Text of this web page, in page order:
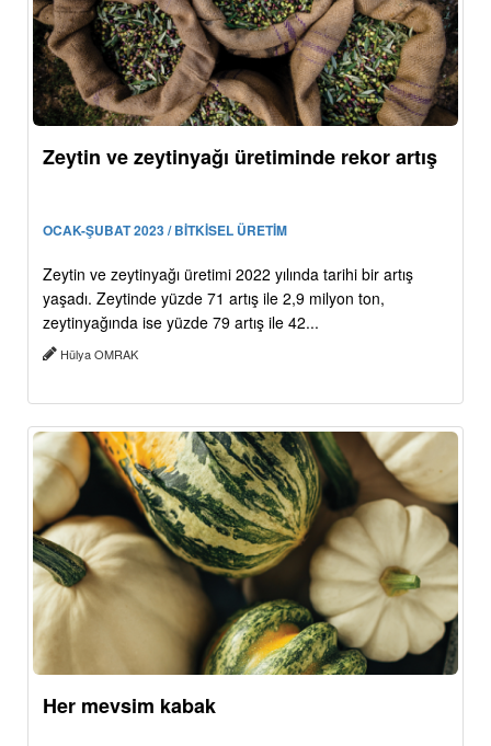
Zeytin ve zeytinyağı üretiminde rekor artış
OCAK-ŞUBAT 2023 / BİTKİSEL ÜRETİM
Zeytin ve zeytinyağı üretimi 2022 yılında tarihi bir artış
yaşadı. Zeytinde yüzde 71 artış ile 2,9 milyon ton,
zeytinyağında ise yüzde 79 artış ile 42...
Hülya OMRAK
Her mevsim kabak